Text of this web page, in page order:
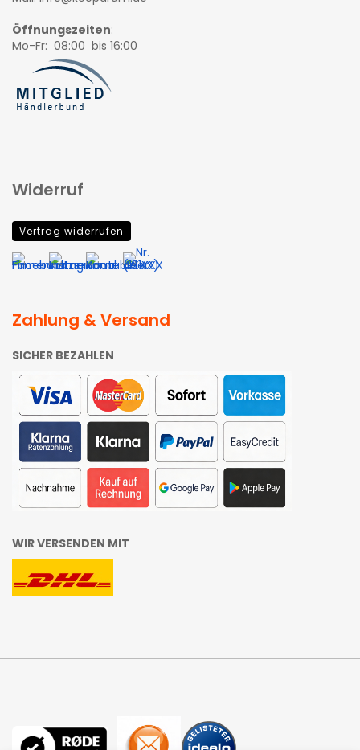
Öffnungszeiten:
Mo-Fr: 08:00 bis 16:00
Widerruf
Vertrag widerrufen
Zahlung & Versand
SICHER BEZAHLEN
WIR VERSENDEN MIT